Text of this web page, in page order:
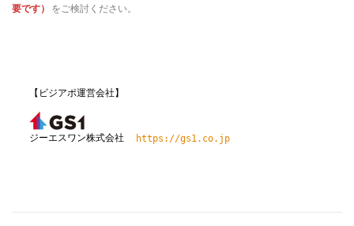
要です）
をご検討ください。
【ビジアポ運営会社】
ジーエスワン株式会社 https://gs1.co.jp